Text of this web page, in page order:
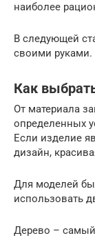
наиболее
В следующей
своими руками.
Как
От материала
определенных
Если изделие
дизайн,
Для моделей
использовать
Дерево –